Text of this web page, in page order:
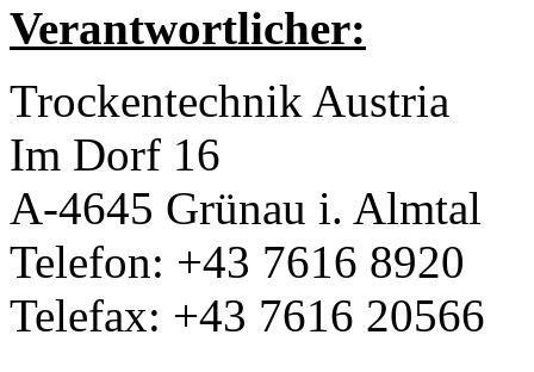
Verantwortlicher:
Trockentechnik Austria
Im Dorf 16
A-4645 Grünau i. Almtal
Telefon: +43 7616 8920
Telefax: +43 7616 20566